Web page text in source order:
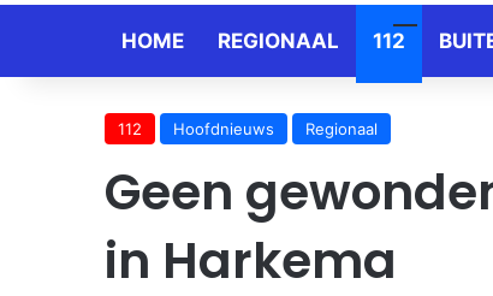
HOME REGIONAAL 112
112 Hoofdnieuws Regionaal
Geen
in Harkema